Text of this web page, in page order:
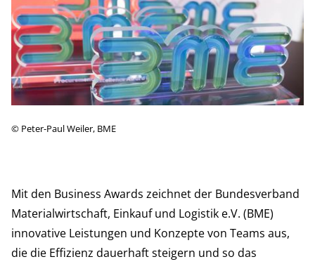
© Peter-Paul Weiler, BME
Mit den Business Awards zeichnet der Bundesverband
Materialwirtschaft, Einkauf und Logistik e.V. (BME)
innovative Leistungen und Konzepte von Teams aus,
die die Effizienz dauerhaft steigern und so das